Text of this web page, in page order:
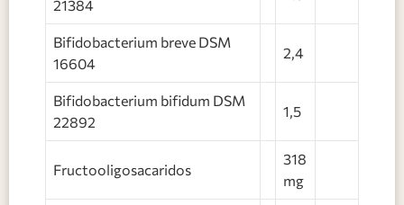
21384
Bifidobacterium breve DSM
16604
2,4
Bifidobacterium bifidum DSM
22892
1,5
Fructooligosacaridos
318
mg